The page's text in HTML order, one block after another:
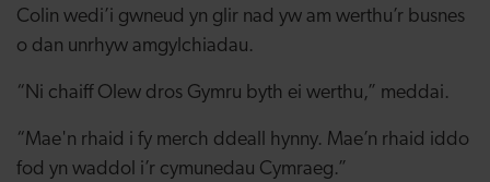
Colin wedi’i gwneud yn glir nad yw am werthu’r busnes
o dan unrhyw amgylchiadau.
“Ni chaiff Olew dros Gymru byth ei werthu,” meddai.
“Mae'n rhaid i fy merch ddeall hynny. Mae’n rhaid iddo
fod yn waddol i’r cymunedau Cymraeg.”